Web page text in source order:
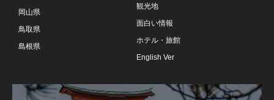
岡山県
鳥取県
島根県
観光地
面白い情報
ホテル・旅館
English Ver